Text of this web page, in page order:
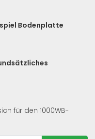
Bodenplatte
für den 1000WB-